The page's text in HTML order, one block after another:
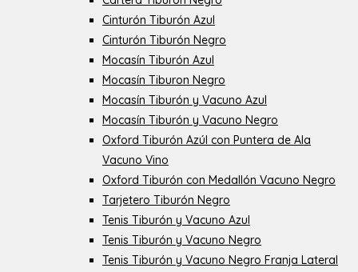
Cinturón Tiburón Azul
Cinturón Tiburón Negro
Mocasín Tiburón Azul
Mocasín Tiburon Negro
Mocasín Tiburón y Vacuno Azul
Mocasín Tiburón y Vacuno Negro
Oxford Tiburón Azúl con Puntera de Ala
Vacuno Vino
Oxford Tiburón con Medallón Vacuno Negro
Tarjetero Tiburón Negro
Tenis Tiburón y Vacuno Azul
Tenis Tiburón y Vacuno Negro
Tenis Tiburón y Vacuno Negro Franja Lateral